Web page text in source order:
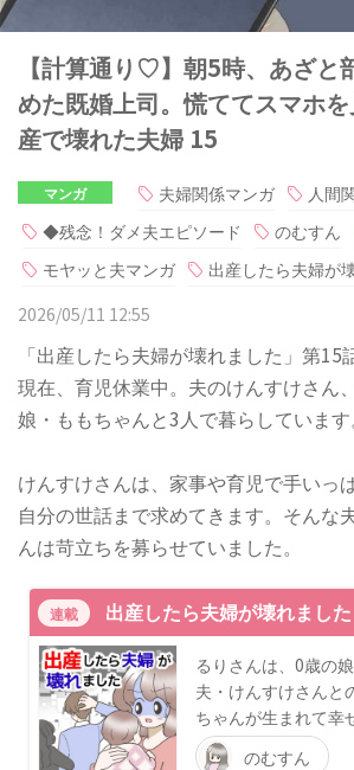
【計算通り♡】朝5時、あざと
めた既婚上司。慌ててスマホ
産で壊れた夫婦 15
マンガ 夫婦関係マンガ
人間
◆残念！ダメ夫エピソード
のむすん
モヤッと夫マンガ
出産したら夫婦が
2026/05/11 12:55
「出産したら夫婦が壊れました」第15
現在、育児休業中。夫のけんすけさん
娘・ももちゃんと3人で暮らしています
けんすけさんは、家事や育児で手いっ
自分の世話まで求めてきます。そんな
んは苛立ちを募らせていました。
連載 出産したら夫婦が壊れました
るりさんは、0歳の
夫・けんすけさんと
ちゃんが生まれて
のむすん